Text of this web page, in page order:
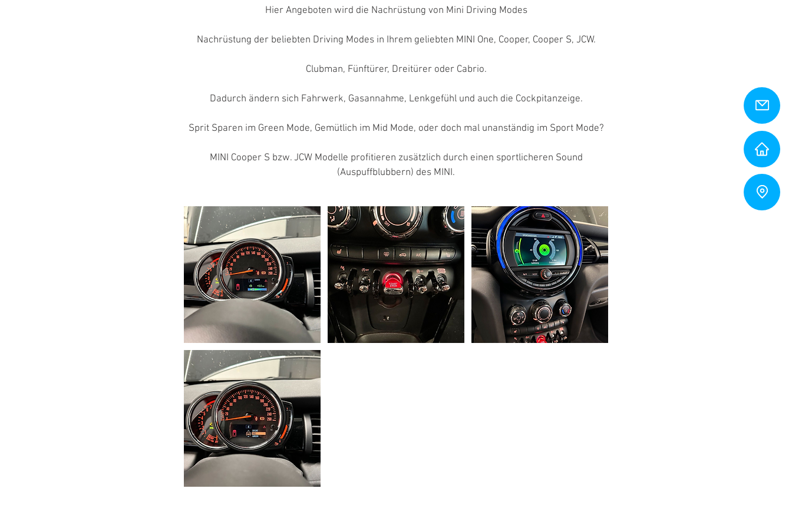
Hier Angeboten wird die Nachrüstung von Mini Driving Modes
Nachrüstung der beliebten Driving Modes in Ihrem geliebten MINI One, Cooper, Cooper S, JCW.
Clubman, Fünftürer, Dreitürer oder Cabrio.
Dadurch ändern sich Fahrwerk, Gasannahme, Lenkgefühl und auch die Cockpitanzeige.
Sprit Sparen im Green Mode, Gemütlich im Mid Mode, oder doch mal unanständig im Sport Mode?
MINI Cooper S bzw. JCW Modelle profitieren zusätzlich durch einen sportlicheren Sound
(Auspuffblubbern) des MINI.